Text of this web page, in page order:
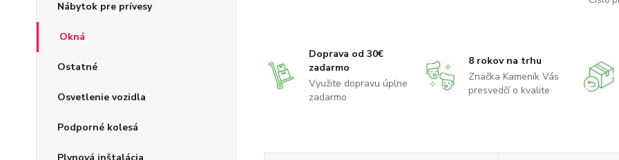
Nábytok pre prívesy
Okná
Ostatné
Osvetlenie vozidla
Podporné kolesá
Doprava od 30€
zadarmo
Využite dopravu úplne
zadarmo
8 rokov na trhu
Značka Kameník Vás
presvedčí o kvalite